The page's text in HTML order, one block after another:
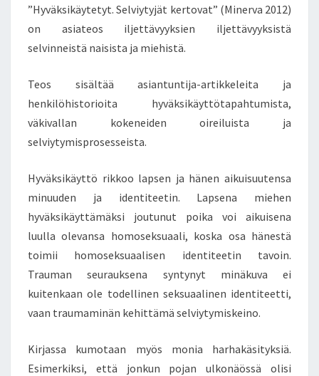
T
Y
J
Ä
K
E
R
A
T
–
O
M
O
I
E
T
”Hyväksikäytetyt. Selviytyjät kertovat” (Minerva 2012)
on asiateos iljettävyyksien iljettävyyksistä
selvinneistä naisista ja miehistä.
Teos sisältää asiantuntija-artikkeleita ja
henkilöhistorioita hyväksikäyttötapahtumista,
väkivallan kokeneiden oireiluista ja
selviytymisprosesseista.
Hyväksikäyttö rikkoo lapsen ja hänen aikuisuutensa
minuuden ja identiteetin. Lapsena miehen
hyväksikäyttämäksi joutunut poika voi aikuisena
luulla olevansa homoseksuaali, koska osa hänestä
toimii homoseksuaalisen identiteetin tavoin.
Trauman seurauksena syntynyt minäkuva ei
kuitenkaan ole todellinen seksuaalinen identiteetti,
vaan traumaminän kehittämä selviytymiskeino.
Kirjassa kumotaan myös monia harhakäsityksiä.
Esimerkiksi, että jonkun pojan ulkonäössä olisi